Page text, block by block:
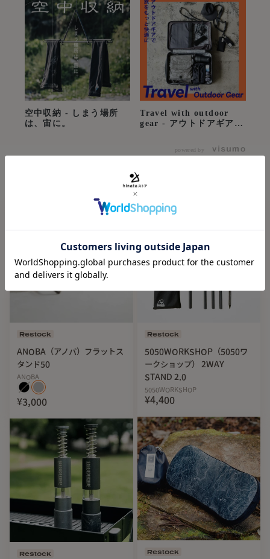
フック付の専用ケースも付いているので、ちょっとした所に
引っ掛けておくことが出来持ち運びも楽に出来ます。
【基本情報】
■ACCESSORIES
・ハンガー本体
個
・専用ケース
■SPECS
約H41cm×W25cm×D1.5cm(展開)
約
H21cm×W5cm×D1.5cm
空中収納 - しまう場所
は、宙に。
Travel with outdoor
gear - アウトドアギアで
powered by
Recommend
Restock
ANOBA（アノバ）フラットス
タンド50
ANOBA
¥3,000
Restock
Restock
5050WORKSHOP（5050ワ
ークショップ） 2WAY
STAND 2.0
5050WORKSHOP
¥4,400
Restock